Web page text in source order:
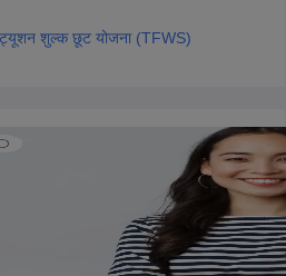
Mechanical Engineering
शुल्क छूट योजना (TFWS)